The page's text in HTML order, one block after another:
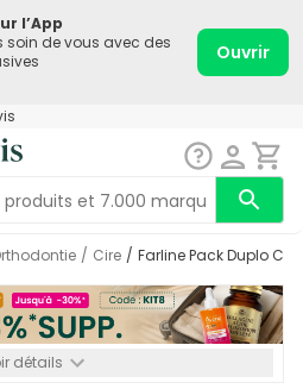
l’App
soin de vous avec des
Ouvrir
Orthodontie / Cire / Farline Pack Duplo
détails